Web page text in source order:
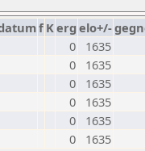
f Kerg elo+/-
0
1635
0
1635
0
1635
0
1635
0
1635
0 1635